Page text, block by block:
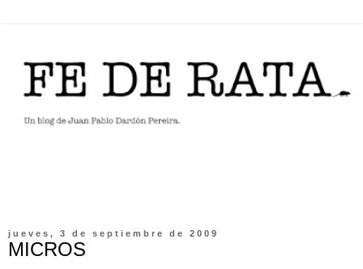
jueves, 3 de septiembre de 2009
MICROS